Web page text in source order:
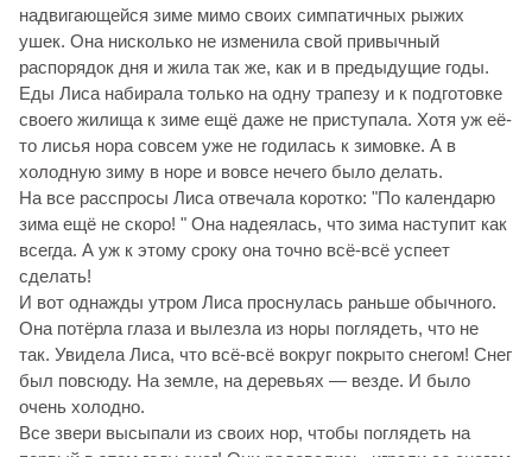
надвигающейся зиме мимо своих симпатичных рыжих
ушек. Она нисколько не изменила свой привычный
распорядок дня и жила так же, как и в предыдущие годы.
Еды Лиса набирала только на одну трапезу и к подготовке
своего жилища к зиме ещё даже не приступала. Хотя уж её-
то лисья нора совсем уже не годилась к зимовке. А в
холодную зиму в норе и вовсе нечего было делать.
На все расспросы Лиса отвечала коротко: "По календарю
зима ещё не скоро! " Она надеялась, что зима наступит как
всегда. А уж к этому сроку она точно всё-всё успеет
сделать!
И вот однажды утром Лиса проснулась раньше обычного.
Она потёрла глаза и вылезла из норы поглядеть, что не
так. Увидела Лиса, что всё-всё вокруг покрыто снегом! Снег
был повсюду. На земле, на деревьях — везде. И было
очень холодно.
Все звери высыпали из своих нор, чтобы поглядеть на